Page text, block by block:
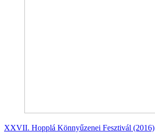
XXVII. Hopplá Könnyűzenei Fesztivál (2016)